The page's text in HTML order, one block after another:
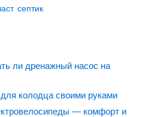
септик
ли дренажный насос на
колодца своими руками
— комфорт и